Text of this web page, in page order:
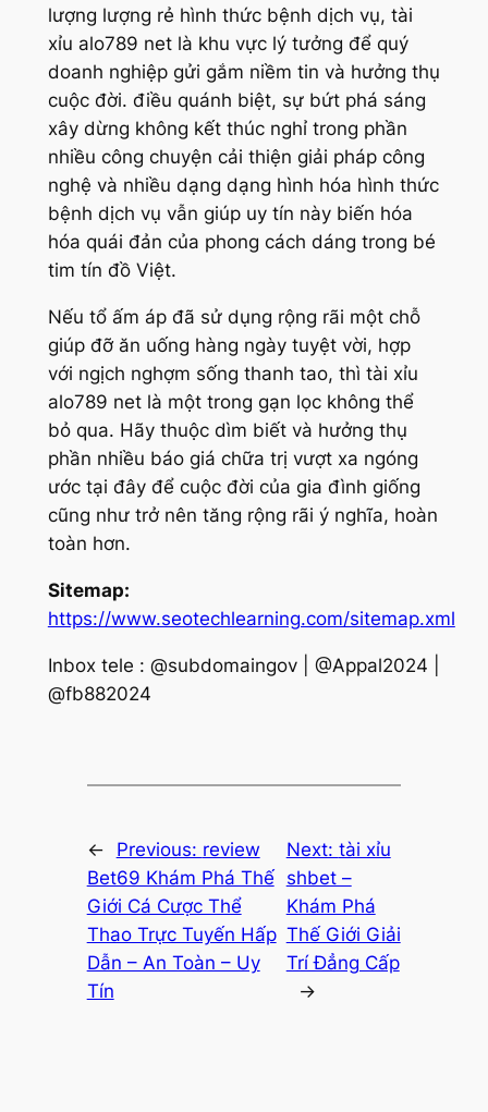
lượng lượng rẻ hình thức bệnh dịch vụ, tài
xỉu alo789 net là khu vực lý tưởng để quý
doanh nghiệp gửi gắm niềm tin và hưởng thụ
cuộc đời. điều quánh biệt, sự bứt phá sáng
xây dừng không kết thúc nghỉ trong phần
nhiều công chuyện cải thiện giải pháp công
nghệ và nhiều dạng dạng hình hóa hình thức
bệnh dịch vụ vẫn giúp uy tín này biến hóa
hóa quái đản của phong cách dáng trong bé
tim tín đồ Việt.
Nếu tổ ấm áp đã sử dụng rộng rãi một chỗ
giúp đỡ ăn uống hàng ngày tuyệt vời, hợp
với ngịch nghợm sống thanh tao, thì tài xỉu
alo789 net là một trong gạn lọc không thể
bỏ qua. Hãy thuộc dìm biết và hưởng thụ
phần nhiều báo giá chữa trị vượt xa ngóng
ước tại đây để cuộc đời của gia đình giống
cũng như trở nên tăng rộng rãi ý nghĩa, hoàn
toàn hơn.
Sitemap:
https://www.seotechlearning.com/sitemap.xml
Inbox tele : @subdomaingov | @Appal2024 |
@fb882024
← Previous: review
Bet69 Khám Phá Thế
Giới Cá Cược Thể
Thao Trực Tuyến Hấp
Dẫn – An Toàn – Uy
Tín
Next: tài xỉu
shbet –
Khám Phá
Thế Giới Giải
Trí Đẳng Cấp
→